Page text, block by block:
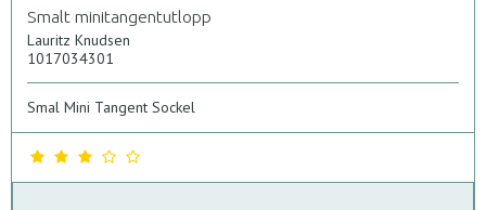
Smalt minitangentutlopp
Lauritz Knudsen
1017034301
Smal Mini Tangent Sockel